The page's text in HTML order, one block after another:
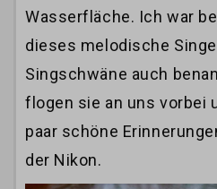
Wasserfläche. Ich war
dieses melodische
Singschwäne auch
flogen sie an uns vorbei
paar schöne
der Nikon.